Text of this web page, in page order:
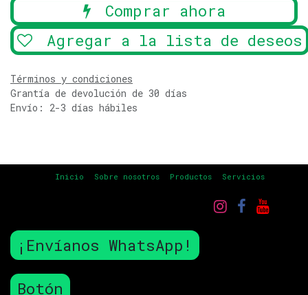
Comprar ahora
Agregar a la lista de deseos
Términos y condiciones
Grantía de devolución de 30 días
Envío: 2-3 días hábiles
Inicio Sobre nosotros Productos Servicios
¡Envíanos WhatsApp!
Botón